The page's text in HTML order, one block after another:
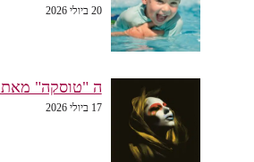
20 ביולי 2026
ה "טוסקה" מאת
17 ביולי 2026